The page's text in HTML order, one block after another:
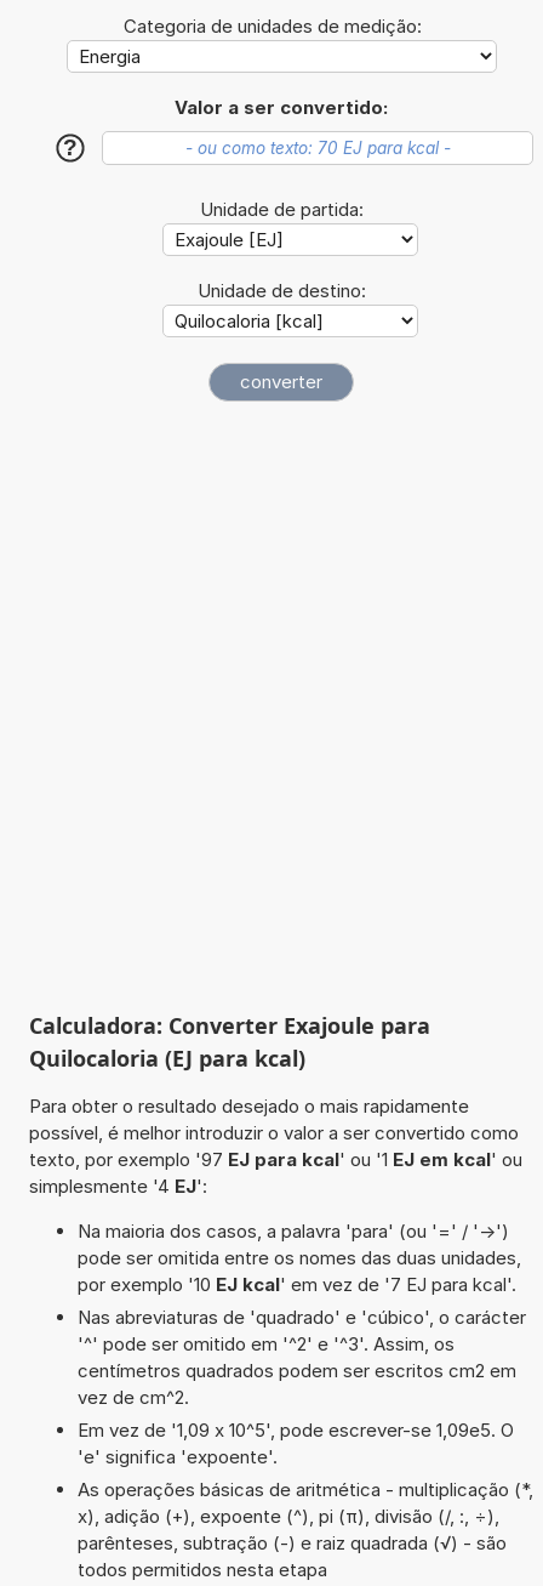
Categoria de unidades de medição:
Valor a ser convertido:
?
Unidade de partida:
Unidade de destino:
Calculadora: Converter Exajoule para
Quilocaloria (EJ para kcal)
Para obter o resultado desejado o mais rapidamente
possível, é melhor introduzir o valor a ser convertido como
texto, por exemplo '97 EJ para kcal' ou '1 EJ em kcal' ou
simplesmente '4 EJ':
Na maioria dos casos, a palavra 'para' (ou '=' / '->')
pode ser omitida entre os nomes das duas unidades,
por exemplo '10 EJ kcal' em vez de '7 EJ para kcal'.
Nas abreviaturas de 'quadrado' e 'cúbico', o carácter
'^' pode ser omitido em '^2' e '^3'. Assim, os
centímetros quadrados podem ser escritos cm2 em
vez de cm^2.
Em vez de '1,09 x 10^5', pode escrever-se 1,09e5. O
'e' significa 'expoente'.
As operações básicas de aritmética - multiplicação (*,
x), adição (+), expoente (^), pi (π), divisão (/, :, ÷),
parênteses, subtração (-) e raiz quadrada (√) - são
todos permitidos nesta etapa